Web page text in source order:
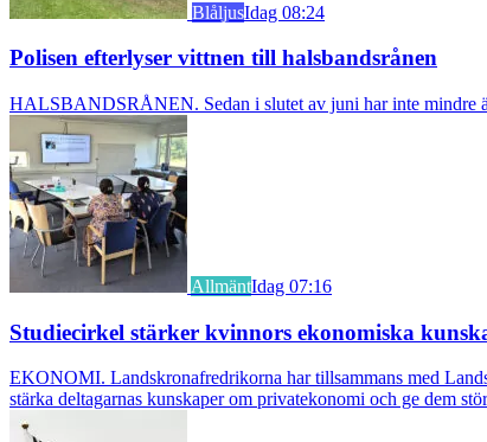
BlåljusIdag 08:24
Polisen efterlyser vittnen till halsbandsrånen
HALSBANDSRÅNEN. Sedan i slutet av juni har inte mindre
AllmäntIdag 07:16
Studiecirkel stärker kvinnors ekonomiska
EKONOMI. Landskronafredrikorna har tillsammans med
stärka deltagarnas kunskaper om privatekonomi och ge dem